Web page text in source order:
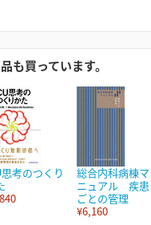
も買っています。
思考のつくり
総合内科病棟マ
ニュアル 疾患
ごとの管理
¥6,160